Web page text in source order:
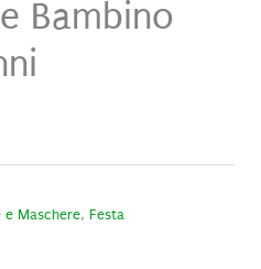
Bambino
e Maschere, Festa